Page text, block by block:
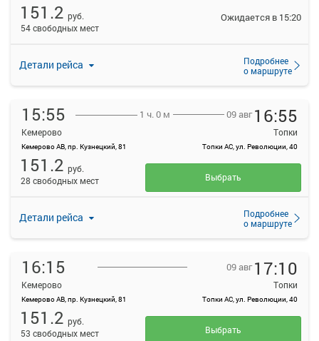
Детали рейса
Подробнее
о маршруте
151.2 руб.
54 свободных мест
Ожидается в 15:20
15:55
Кемерово
Кемерово АВ, пр. Кузнецкий, 81
1 ч. 0 м 09 авг 16:55
Топки
Топки АС, ул. Революции, 40
Детали рейса
Подробнее
о маршруте
151.2 руб.
28 свободных мест
Выбрать
16:15
Кемерово
Кемерово АВ, пр. Кузнецкий, 81
09 авг 17:10
Топки
Топки АС, ул. Революции, 40
151.2 руб.
53 свободных мест
Выбрать